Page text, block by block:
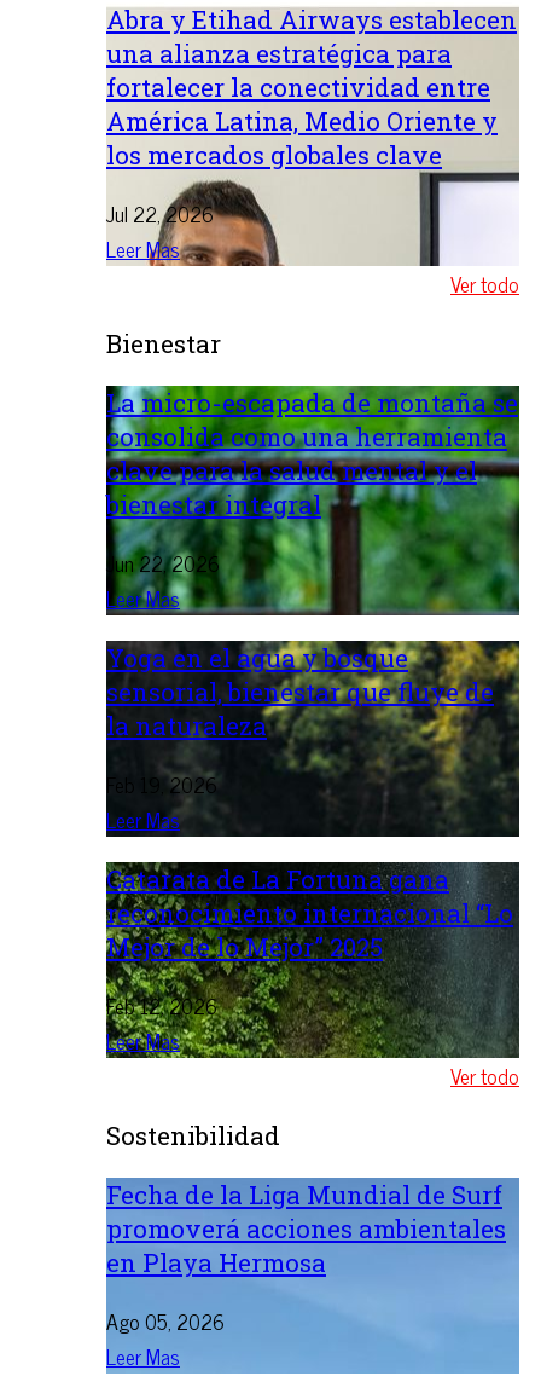
Abra y Etihad Airways establecen
una alianza estratégica para
fortalecer la conectividad entre
América Latina, Medio Oriente y
los mercados globales clave
Jul 22, 2026
Leer Mas
Ver todo
Bienestar
La micro-escapada de montaña se
consolida como una herramienta
clave para la salud mental y el
bienestar integral
Jun 22, 2026
Leer Mas
Yoga en el agua y bosque
sensorial, bienestar que fluye de
la naturaleza
Feb 19, 2026
Leer Mas
Catarata de La Fortuna gana
reconocimiento internacional “Lo
Mejor de lo Mejor” 2025
Feb 12, 2026
Leer Mas
Ver todo
Sostenibilidad
Fecha de la Liga Mundial de Surf
promoverá acciones ambientales
en Playa Hermosa
Ago 05, 2026
Leer Mas